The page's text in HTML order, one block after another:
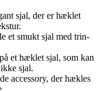
sjal, der er hæklet
et smukt sjal med trin-
et hæklet sjal, som kan
sjal.
accessory, der hækles